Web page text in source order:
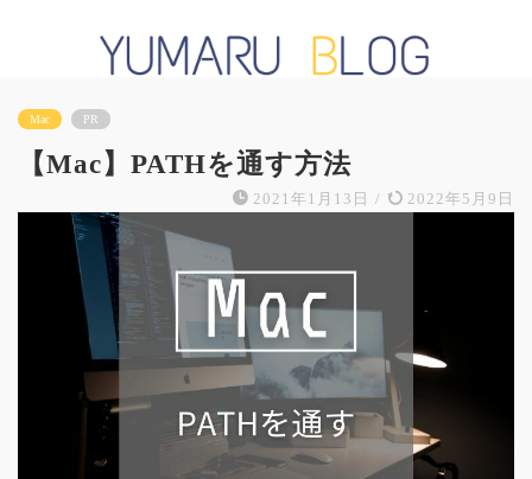
Mac PR
【Mac】PATHを通す方法
2021年1月13日 / 2022年5月9日